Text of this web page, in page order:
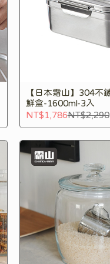
【日本霜山】304不
鮮盒-1600ml-3入
NT$1,786NT$2,290